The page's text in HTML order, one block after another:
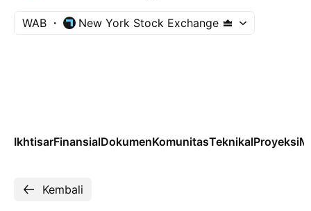
Corporation
WAB New York Stock Exchange
IkhtisarFinansialDokumenKomunitasTeknikalProyeksi
Kembali